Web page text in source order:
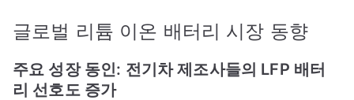
글로벌 리튬 이온 배터리 시장 동향
주요 성장 동인: 전기차 제조사들의 LFP 배터
리 선호도 증가